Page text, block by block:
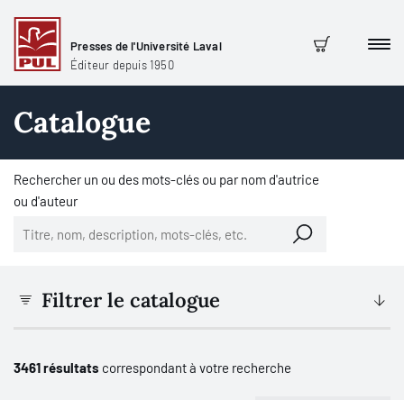
Presses de l'Université Laval
Éditeur depuis 1950
Panier
Catalogue
Rechercher un ou des mots-clés ou par nom d'autrice
ou d'auteur
Filtrer le catalogue
3461 résultats correspondant à votre recherche